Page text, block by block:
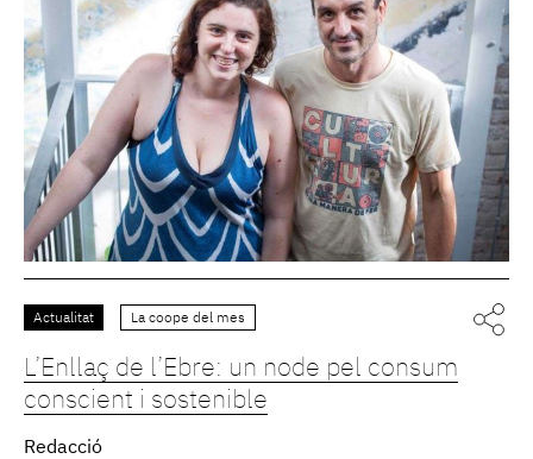
Actualitat La coope del mes
L’Enllaç de l’Ebre: un node pel consum
conscient i sostenible
Redacció